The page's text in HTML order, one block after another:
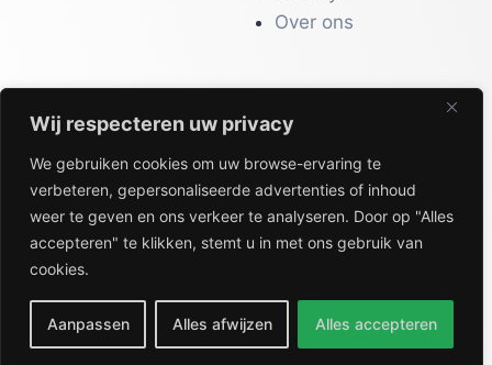
Wij respecteren uw privacy
We gebruiken cookies om uw browse-ervaring te
verbeteren, gepersonaliseerde advertenties of inhoud
weer te geven en ons verkeer te analyseren. Door op "Alles
accepteren" te klikken, stemt u in met ons gebruik van
cookies.
Aanpassen Alles afwijzen Alles accepteren
Over ons
CATALOGI
Workwear &
Veiligheid
Kantoor & Receptie
Gezondheid & Beauty
Keuken & Horeca